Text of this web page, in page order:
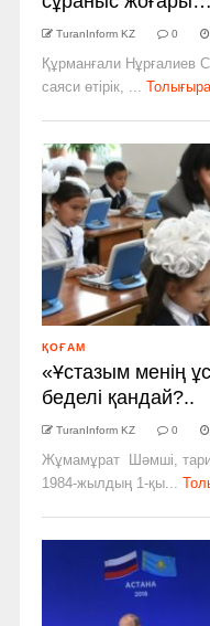
TuranInform KZ 0
Құрманғали Нұрғалиев
саяси өтірік, ...
ҚОҒАМ
«Ұстазым менің
беделі қандай?..
TuranInform KZ 0
Жұмамұрат Шәмші,
1984-­жылдың 1­-қы...